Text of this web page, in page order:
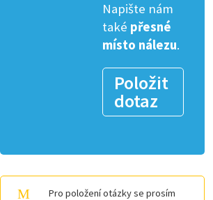
Napište nám
také přesné
místo nálezu.
Položit
dotaz
Pro položení otázky se prosím